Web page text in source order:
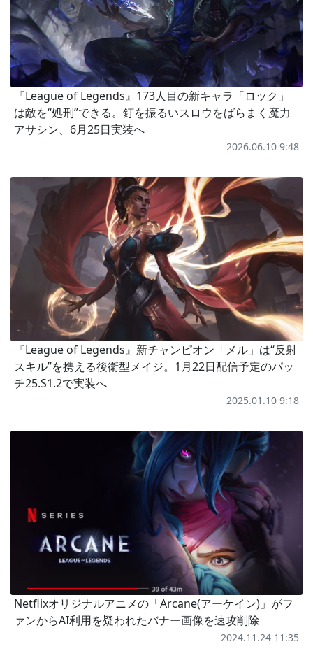
『League of Legends』173人目の新キャラ「ロック」
は敵を“処刑”できる。釘を振るいスロウをばらまく魔力
アサシン、6月25日実装へ
2026.06.10 9:48
『League of Legends』新チャンピオン「メル」は“反射
スキル”を携える後衛型メイジ。1月22日配信予定のパッ
チ25.S1.2で実装へ
2025.01.10 9:18
Netflixオリジナルアニメの「Arcane(アーケイン)」がフ
ァンからAI利用を疑われたバナー画像を速攻削除
2024.11.24 11:35